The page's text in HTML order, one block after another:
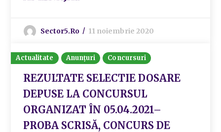
Sector5.ro 11 noiembrie 2020
Actualitate Anunțuri Concursuri
REZULTATE SELECTIE DOSARE
DEPUSE LA CONCURSUL
ORGANIZAT ÎN 05.04.2021–
PROBA SCRISĂ, CONCURS DE